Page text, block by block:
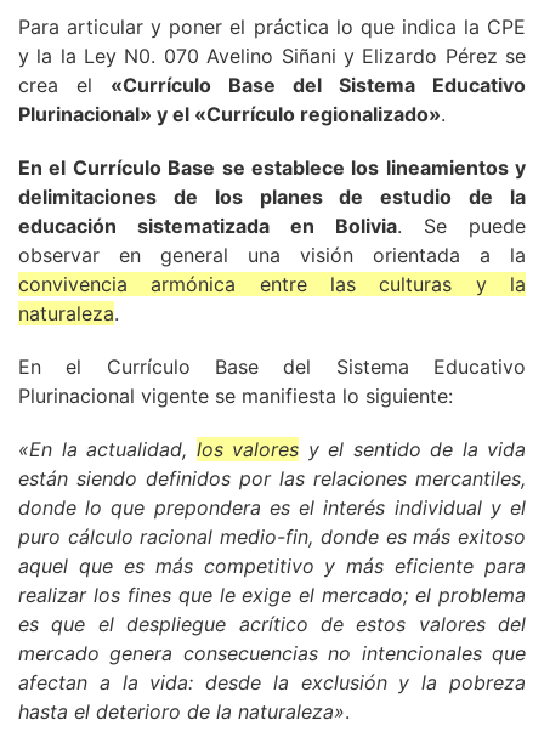
Para articular y poner el práctica lo que indica la CPE
y la la Ley N0. 070 Avelino Siñani y Elizardo Pérez se
crea el «Currículo Base del Sistema Educativo
Plurinacional» y el «Currículo regionalizado».
En el Currículo Base se establece los lineamientos y
delimitaciones de los planes de estudio de la
educación sistematizada en Bolivia. Se puede
observar en general una visión orientada a la
convivencia armónica entre las culturas y la
naturaleza.
En el Currículo Base del Sistema Educativo
Plurinacional vigente se manifiesta lo siguiente:
«En la actualidad, los valores y el sentido de la vida
están siendo definidos por las relaciones mercantiles,
donde lo que prepondera es el interés individual y el
puro cálculo racional medio-fin, donde es más exitoso
aquel que es más competitivo y más eficiente para
realizar los fines que le exige el mercado; el problema
es que el despliegue acrítico de estos valores del
mercado genera consecuencias no intencionales que
afectan a la vida: desde la exclusión y la pobreza
hasta el deterioro de la naturaleza».